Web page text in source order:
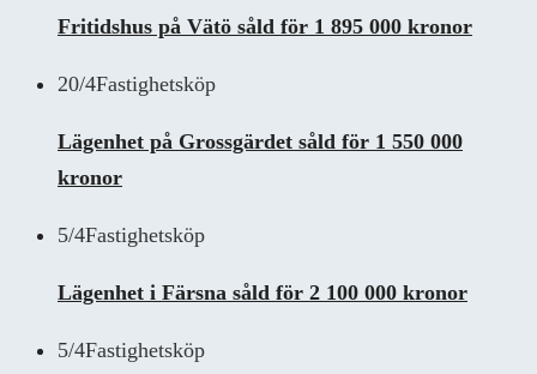
Fritidshus på Vätö såld för 1 895 000 kronor
20/4Fastighetsköp
Lägenhet på Grossgärdet såld för 1 550 000
kronor
5/4Fastighetsköp
Lägenhet i Färsna såld för 2 100 000 kronor
5/4Fastighetsköp